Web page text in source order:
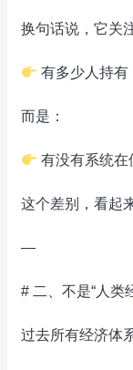
换句话说，它关
有多少人持有
而是：
有没有系统在
这个差别，看起
—
# 二、不是“人类
过去所有经济体